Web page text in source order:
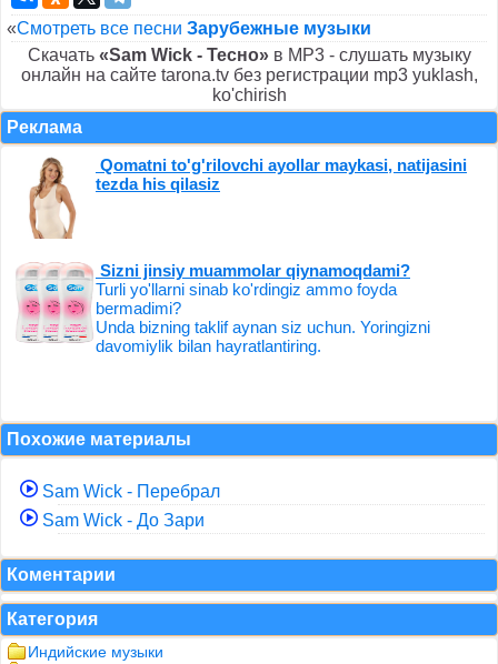
«Смотреть все песни Зарубежные музыки
Скачать «Sam Wick - Тесно»в MP3 - слушать музыку
онлайн на сайте tarona.tv без регистрации mp3 yuklash,
ko'chirish
Реклама
Qomatni to'g'rilovchi ayollar maykasi, natijasini
tezda his qilasiz
Sizni jinsiy muammolar qiynamoqdami?
Turli yo'llarni sinab ko'rdingiz ammo foyda
bermadimi?
Unda bizning taklif aynan siz uchun. Yoringizni
davomiylik bilan hayratlantiring.
Похожие материалы
Sam Wick - Перебрал
Sam Wick - До Зари
Коментарии
Категория
Индийские музыки